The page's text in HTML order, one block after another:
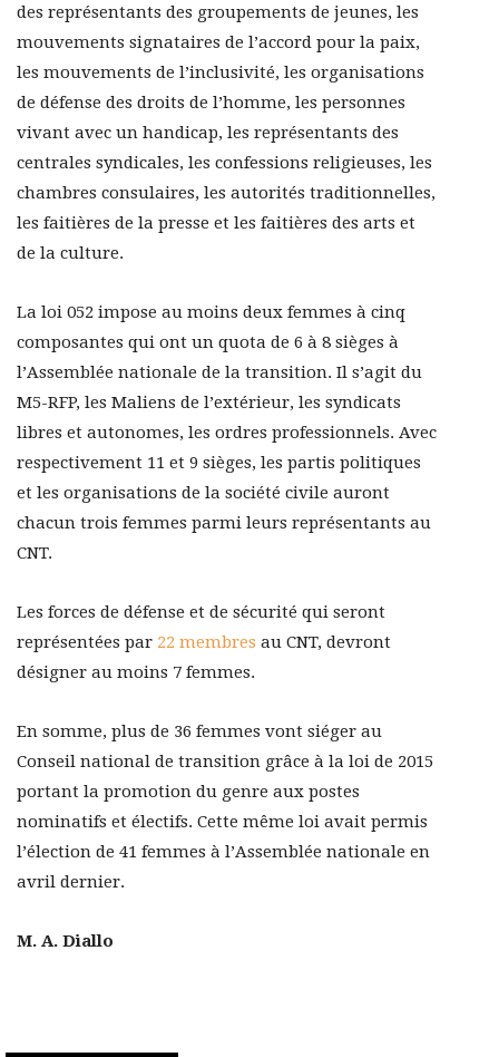
des représentants des groupements de jeunes, les
mouvements signataires de l’accord pour la paix,
les mouvements de l’inclusivité, les organisations
de défense des droits de l’homme, les personnes
vivant avec un handicap, les représentants des
centrales syndicales, les confessions religieuses, les
chambres consulaires, les autorités traditionnelles,
les faitières de la presse et les faitières des arts et
de la culture.
La loi 052 impose au moins deux femmes à cinq
composantes qui ont un quota de 6 à 8 sièges à
l’Assemblée nationale de la transition. Il s’agit du
M5-RFP, les Maliens de l’extérieur, les syndicats
libres et autonomes, les ordres professionnels. Avec
respectivement 11 et 9 sièges, les partis politiques
et les organisations de la société civile auront
chacun trois femmes parmi leurs représentants au
CNT.
Les forces de défense et de sécurité qui seront
représentées par 22 membres au CNT, devront
désigner au moins 7 femmes.
En somme, plus de 36 femmes vont siéger au
Conseil national de transition grâce à la loi de 2015
portant la promotion du genre aux postes
nominatifs et électifs. Cette même loi avait permis
l’élection de 41 femmes à l’Assemblée nationale en
avril dernier.
M. A. Diallo